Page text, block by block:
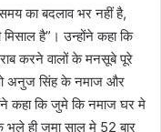
का बदलाव भर नहीं है,
है”। उन्होंने कहा कि
करने वालों के मनसूबे पूरे
अनुज सिंह के नमाज और
कहा कि जुमे कि नमाज घर मे
भले ही जुमा साल मे 52 बार